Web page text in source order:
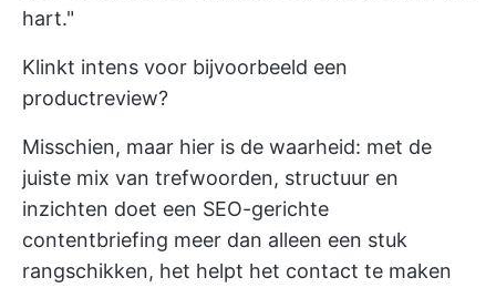
hart."
Klinkt intens voor bijvoorbeeld een
productreview?
Misschien, maar hier is de waarheid: met de
juiste mix van trefwoorden, structuur en
inzichten doet een SEO-gerichte
contentbriefing meer dan alleen een stuk
rangschikken, het helpt het contact te maken